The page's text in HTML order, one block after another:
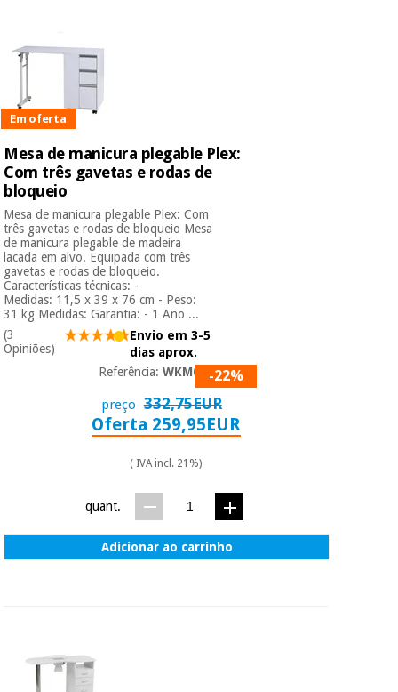
Outlet
Fisaude
Tech
Academy
Fisaude
Aluguer
tradicional
chinesa
Mobiliário
clínico
Gabinetes
terapêuticos
Material de
proteção
essencial
para
coronavirus
Aerobic,
fitness
cirúrgico
(liquidação)
Novidades
Ofertas
Outlet
Fisaude
Tech
Academy
médico
sanitário
Medicina
chinesa
Mobiliário
clínico
Gabinetes
terapêuticos
pilates
Vestuário
sanitário
Em oferta
Mesa de manicura plegable Plex:
Com três gavetas e rodas de
bloqueio
Mesa de manicura plegable Plex: Com
três gavetas e rodas de bloqueio Mesa
de manicura plegable de madeira
lacada em alvo. Equipada com três
gavetas e rodas de bloqueio.
Características técnicas: -
Medidas: 11,5 x 39 x 76 cm - Peso:
31 kg Medidas: Garantia: - 1 Ano ...
(3
Opiniões)
Envio em 3-5
dias aprox.
Referência:WKM016-22%
preço 332,75EUR
Oferta 259,95EUR
( IVA incl. 21%)
quant.
Adicionar ao carrinho